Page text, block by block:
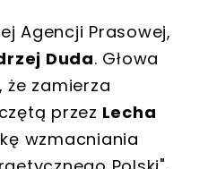
Agencji Prasowej,
Duda. Głowa
że zamierza
przez Lecha
wzmacniania